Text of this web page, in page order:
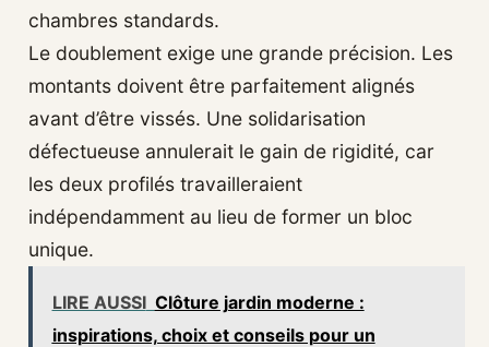
chambres standards.
Le doublement exige une grande précision. Les
montants doivent être parfaitement alignés
avant d’être vissés. Une solidarisation
défectueuse annulerait le gain de rigidité, car
les deux profilés travailleraient
indépendamment au lieu de former un bloc
unique.
LIRE AUSSI Clôture jardin moderne :
inspirations, choix et conseils pour un